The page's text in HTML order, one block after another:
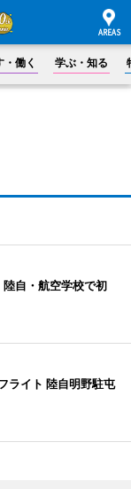
・働く 学ぶ・知る
自・航空学校で初
ライト 陸自明野駐屯